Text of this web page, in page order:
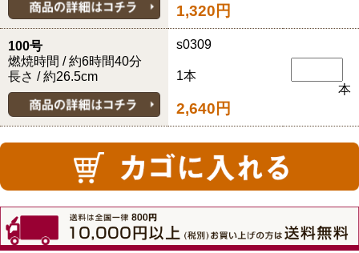
1,320円
100号
燃焼時間 / 約6時間40分
長さ / 約26.5cm
s0309
1本
2,640円
本